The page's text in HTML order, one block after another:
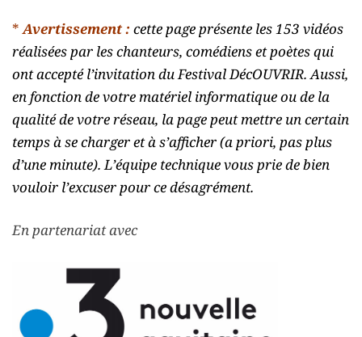
*Avertissement : cette page présente les 153 vidéos
réalisées par les chanteurs, comédiens et poètes qui
ont accepté l’invitation du Festival DécOUVRIR. Aussi,
en fonction de votre matériel informatique ou de la
qualité de votre réseau, la page peut mettre un certain
temps à se charger et à s’afficher (a priori, pas plus
d’une minute). L’équipe technique vous prie de bien
vouloir l’excuser pour ce désagrément.
En partenariat avec